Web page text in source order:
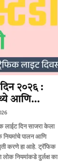
दिन २०२६ :
आणि...
लाईट दिन साजरा केला
नियमांचे पालन आणि
करणे हा आहे. ट्रॅफिक
नियमांकडे दुर्लक्ष का